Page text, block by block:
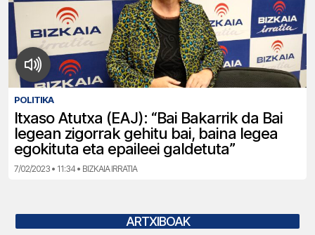
POLITIKA
Itxaso Atutxa (EAJ): “Bai Bakarrik da Bai
legean zigorrak gehitu bai, baina legea
egokituta eta epaileei galdetuta”
7/02/2023 • 11:34 • BIZKAIA IRRATIA
ARTXIBOAK